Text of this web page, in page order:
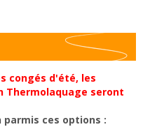
congés d'été, les
Thermolaquage seront
ces options :